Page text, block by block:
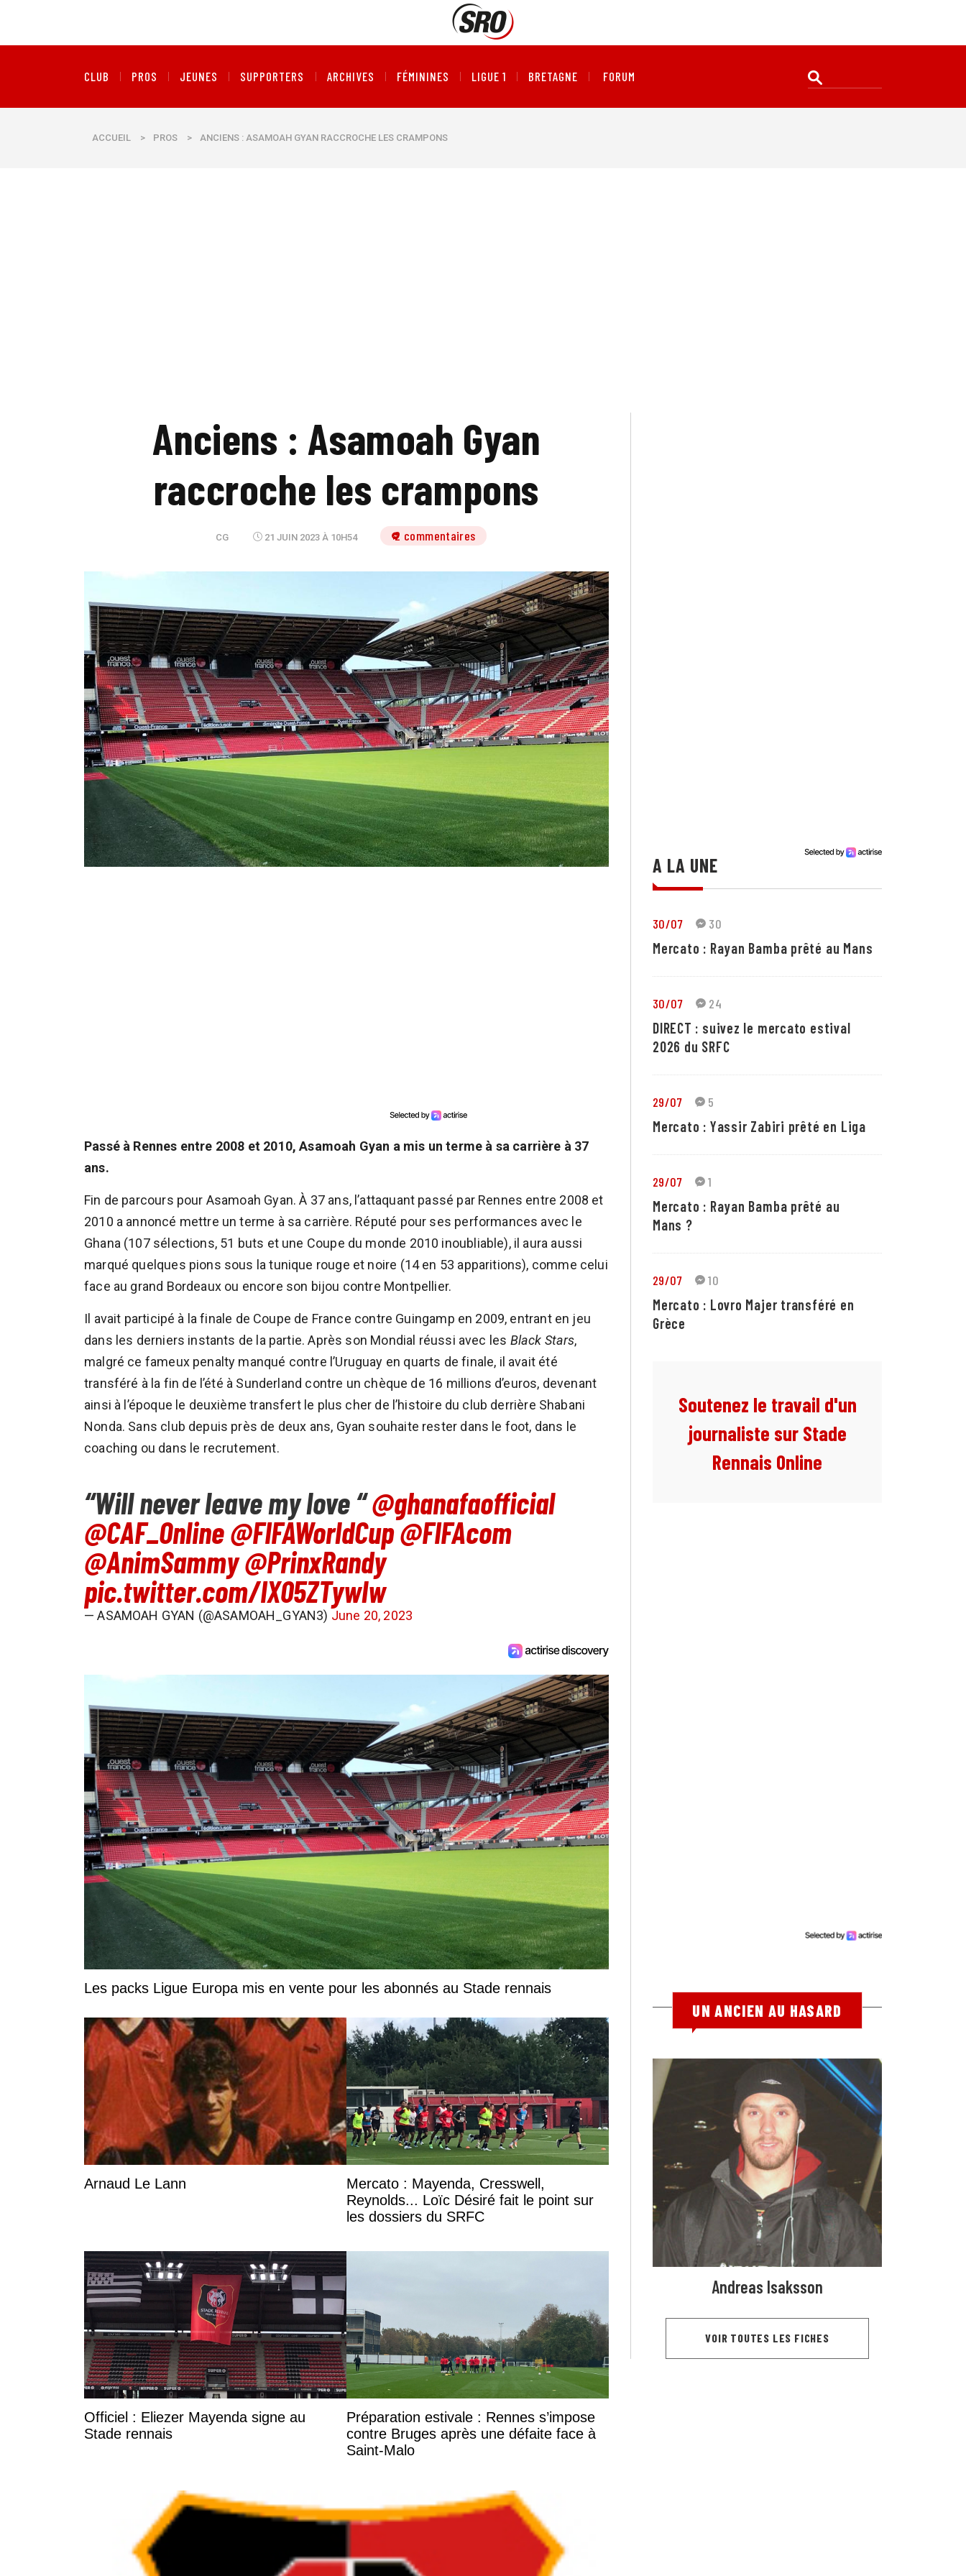
CLUB PROS JEUNES SUPPORTERS ARCHIVES FÉMININES LIGUE 1 BRETAGNE FORUM
ACCUEIL > PROS > ANCIENS : ASAMOAH GYAN RACCROCHE LES CRAMPONS
Anciens : Asamoah Gyan
raccroche les crampons
CG 21 JUIN 2023 À 10H54 2 commentaires
Passé à Rennes entre 2008 et 2010, Asamoah Gyan a mis un terme à sa carrière à 37
ans.
Fin de parcours pour Asamoah Gyan. À 37 ans, l’attaquant passé par Rennes entre 2008 et
2010 a annoncé mettre un terme à sa carrière. Réputé pour ses performances avec le
Ghana (107 sélections, 51 buts et une Coupe du monde 2010 inoubliable), il aura aussi
marqué quelques pions sous la tunique rouge et noire (14 en 53 apparitions), comme celui
face au grand Bordeaux ou encore son bijou contre Montpellier.
Il avait participé à la finale de Coupe de France contre Guingamp en 2009, entrant en jeu
dans les derniers instants de la partie. Après son Mondial réussi avec les Black Stars,
malgré ce fameux penalty manqué contre l’Uruguay en quarts de finale, il avait été
transféré à la fin de l’été à Sunderland contre un chèque de 16 millions d’euros, devenant
ainsi à l’époque le deuxième transfert le plus cher de l’histoire du club derrière Shabani
Nonda. Sans club depuis près de deux ans, Gyan souhaite rester dans le foot, dans le
coaching ou dans le recrutement.
“Will never leave my love “@ghanafaofficial
@CAF_Online@FIFAWorldCup@FIFAcom
@AnimSammy@PrinxRandy
pic.twitter.com/IX05ZTywlw
— ASAMOAH GYAN (@ASAMOAH_GYAN3) June 20, 2023
Les packs Ligue Europa mis en vente pour les abonnés au Stade rennais
Arnaud Le Lann
Mercato : Mayenda, Cresswell,
Reynolds... Loïc Désiré fait le point sur
les dossiers du SRFC
Officiel : Eliezer Mayenda signe au
Stade rennais
Préparation estivale : Rennes s’impose
contre Bruges après une défaite face à
Saint-Malo
A LA UNE
30/07 30
Mercato : Rayan Bamba prêté au Mans
30/07 24
DIRECT : suivez le mercato estival
2026 du SRFC
29/07 5
Mercato : Yassir Zabiri prêté en Liga
29/07 1
Mercato : Rayan Bamba prêté au
Mans ?
29/07 10
Mercato : Lovro Majer transféré en
Grèce
Soutenez le travail d'un
journaliste sur Stade
Rennais Online
UN ANCIEN AU HASARD
Andreas Isaksson
VOIR TOUTES LES FICHES